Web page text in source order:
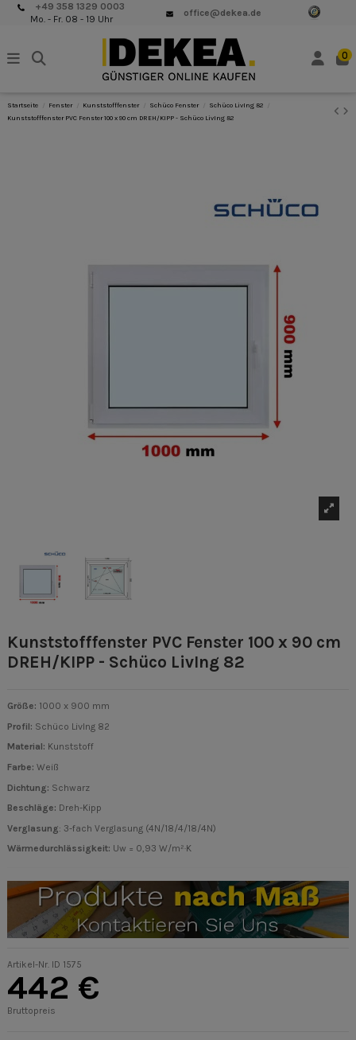
+49 358 1329 0003
Mo. - Fr. 08 - 19 Uhr
office@dekea.de
0
Startseite Fenster Kunststofffenster Schüco Fenster
Schüco LivIng 82
Kunststofffenster PVC Fenster 100 x 90 cm DREH/KIPP - Schüco LivIng 82
Kunststofffenster PVC Fenster 100 x 90 cm
DREH/KIPP - Schüco LivIng 82
Größe: 1000 x 900 mm
Profil: Schüco LivIng 82
Material: Kunststoff
Farbe: Weiß
Dichtung: Schwarz
Beschläge: Dreh-Kipp
Verglasung: 3-fach Verglasung (4N/18/4/18/4N)
Wärmedurchlässigkeit: Uw = 0,93 W/m²·K
Artikel-Nr. ID 1575
442 €
Bruttopreis